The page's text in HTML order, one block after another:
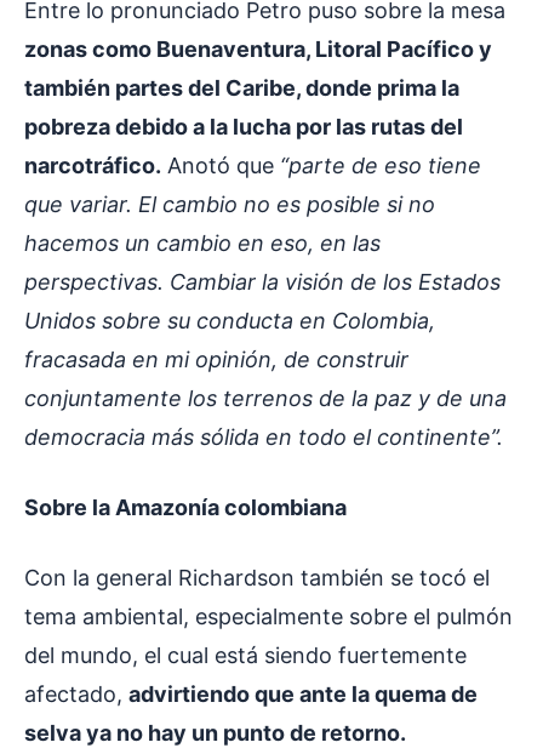
Entre lo pronunciado Petro puso sobre la mesa
zonas como Buenaventura, Litoral Pacífico y
también partes del Caribe, donde prima la
pobreza debido a la lucha por las rutas del
narcotráfico. Anotó que “parte de eso tiene
que variar. El cambio no es posible si no
hacemos un cambio en eso, en las
perspectivas. Cambiar la visión de los Estados
Unidos sobre su conducta en Colombia,
fracasada en mi opinión, de construir
conjuntamente los terrenos de la paz y de una
democracia más sólida en todo el continente”.
Sobre la Amazonía colombiana
Con la general Richardson también se tocó el
tema ambiental, especialmente sobre el pulmón
del mundo, el cual está siendo fuertemente
afectado, advirtiendo que ante la quema de
selva ya no hay un punto de retorno.